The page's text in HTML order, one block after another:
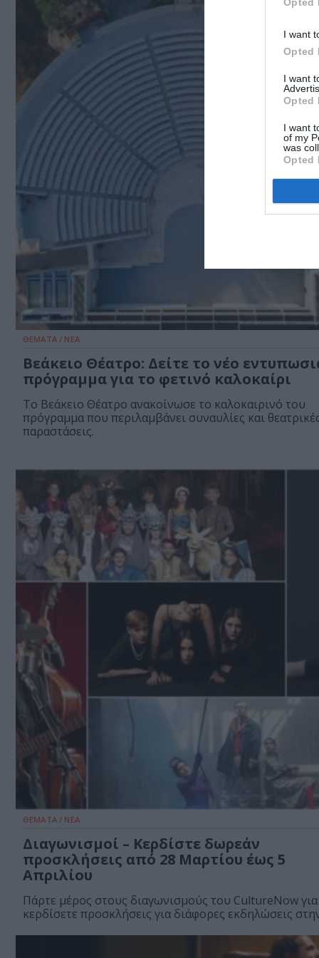
I want
Opted
I want
Opted
I want
of my
was
Opted
ΘΕΜΑΤΑ / ΝΕΑ
Βεάκειο Θέατρο: Δείτε το νέο
πρόγραμμα για το φετινό καλοκαίρι
Το Βεάκειο Θέατρο ανακοίνωσε το καλοκαιρινό του
πρόγραμμα που περιλαμβάνει συναυλίες και
παραστάσεις.
ΘΕΜΑΤΑ / ΝΕΑ
Διαγωνισμοί – Κερδίστε δωρεάν
προσκλήσεις από 28 Μαρτίου έως 5
Απριλίου
Πάρτε μέρος στους διαγωνισμούς του CultureNow
κερδίσετε προσκλήσεις για διάφορες εκδηλώσεις